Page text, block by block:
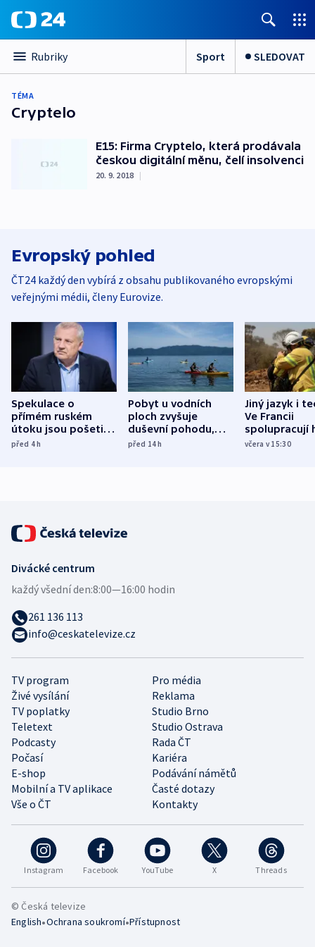
Rubriky Sport SLEDOVAT
TÉMA
Cryptelo
E15: Firma Cryptelo, která prodávala
českou digitální měnu, čelí insolvenci
20. 9. 2018 |
Evropský pohled
ČT24 každý den vybírá z obsahu publikovaného evropskými
veřejnými médii, členy Eurovize.
Spekulace o
přímém ruském
útoku jsou pošetilé,
míní estonský
před 4h
Pobyt u vodních
ploch zvyšuje
duševní pohodu,
ukázala
před 14h
Jiný jazyk i
Ve Francii
spolupracují
různých zemí
včera v 15:30
Instagram Facebook YouTube X Threads
TV program
Pro média
Živé vysílání
Reklama
TV poplatky
Studio Brno
Teletext
Studio Ostrava
Podcasty
Rada ČT
Počasí
Kariéra
E-shop
Podávání námětů
Mobilní a TV aplikace
Časté dotazy
Vše o ČT
Kontakty
Divácké centrum
každý všední den:8:00—16:00 hodin
261 136 113
info@ceskatelevize.cz
© Česká televize
English•Ochrana soukromí•Přístupnost